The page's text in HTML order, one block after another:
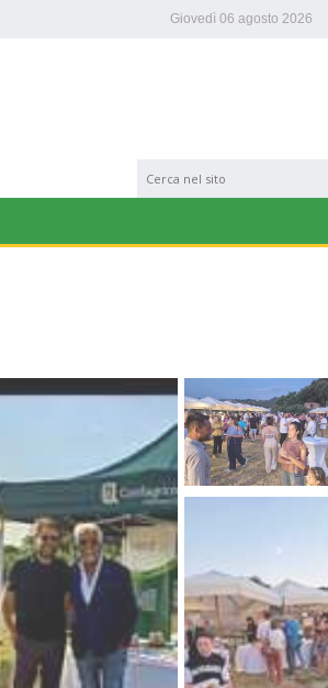
Giovedì 06 agosto 2026